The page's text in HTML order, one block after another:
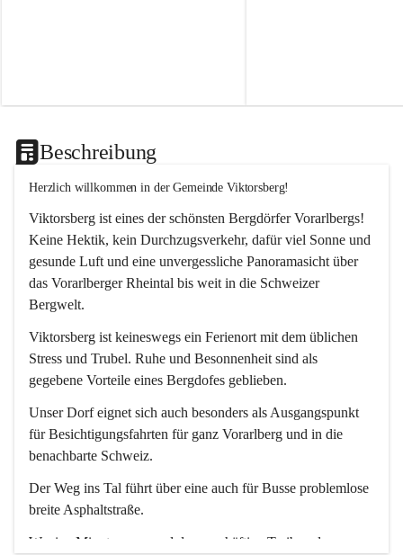
Beschreibung
Herzlich willkommen in der Gemeinde Viktorsberg!
Viktorsberg ist eines der schönsten Bergdörfer Vorarlbergs!
Keine Hektik, kein Durchzugsverkehr, dafür viel Sonne und
gesunde Luft und eine unvergessliche Panoramasicht über
das Vorarlberger Rheintal bis weit in die Schweizer
Bergwelt.
Viktorsberg ist keineswegs ein Ferienort mit dem üblichen
Stress und Trubel. Ruhe und Besonnenheit sind als
gegebene Vorteile eines Bergdofes geblieben.
Unser Dorf eignet sich auch besonders als Ausgangspunkt
für Besichtigungsfahrten für ganz Vorarlberg und in die
benachbarte Schweiz.
Der Weg ins Tal führt über eine auch für Busse problemlose
breite Asphaltstraße.
Wenige Minuten nur, und das geschäftige Treiben der